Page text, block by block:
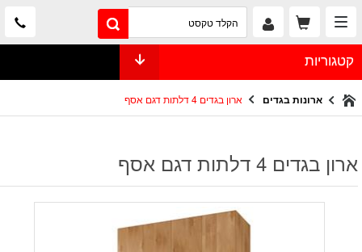
קטגוריות
ארונות בגדים ארון בגדים 4 דלתות דגם אסף
ארון בגדים 4 דלתות דגם אסף